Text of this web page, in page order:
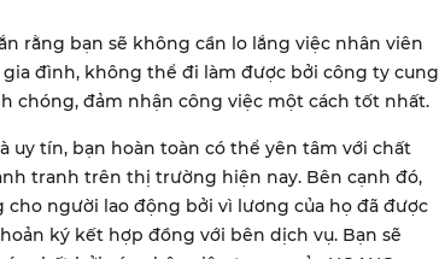
rằng bạn sẽ không cần lo lắng việc nhân viên
đình, không thể đi làm được bởi công ty cung
chóng, đảm nhận công việc một cách tốt nhất.
uy tín, bạn hoàn toàn có thể yên tâm với chất
tranh trên thị trường hiện nay. Bên cạnh đó,
người lao động bởi vì lương của họ đã được
ký kết hợp đồng với bên dịch vụ. Bạn sẽ